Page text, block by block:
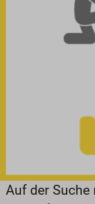
Auf der Suche